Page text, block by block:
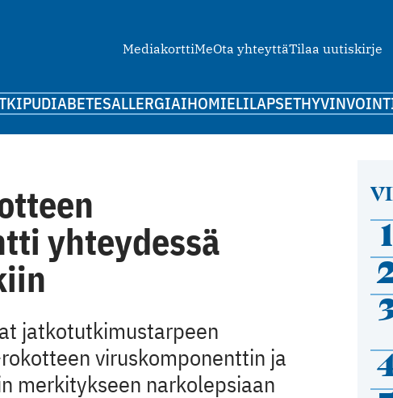
MediakorttiMeOta yhteyttäTilaa uutiskirje
KIPUDIABETESALLERGIAIHOMIELILAPSET
1
yhteydessä
jatkotutkimustarpeen
viruskomponenttin ja
merkitykseen narkolepsiaan